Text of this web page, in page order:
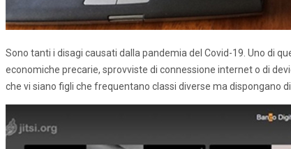
Sono tanti i disagi causati dalla pandemia del Covid-19. Uno di
economiche precarie, sprovviste di connessione internet o di
che vi siano figli che frequentano classi diverse ma dispongano